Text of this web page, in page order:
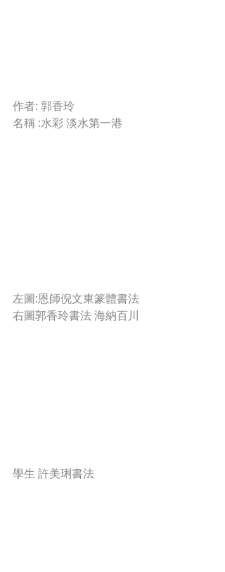
作者: 郭香玲
名稱 :水彩 淡水第一港
左圖:恩師倪文東篆體書法
右圖郭香玲書法 海納百川
學生 許美琍書法